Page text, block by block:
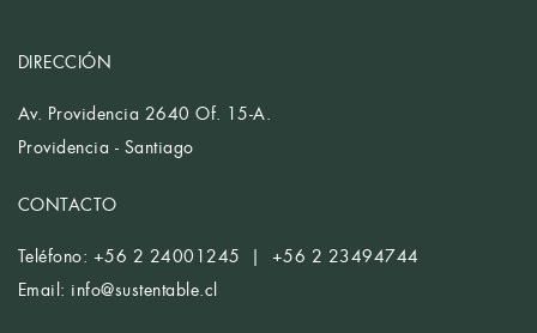
DIRECCIÓN
Av. Providencia 2640 Of. 15-A.
Providencia - Santiago
CONTACTO
Teléfono: +56 2 24001245 | +56 2 23494744
Email: info@sustentable.cl